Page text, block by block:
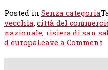
Posted in Senza categoria
vecchia, città del
nazionale, risiera di san
d'europaLeave a Commenton